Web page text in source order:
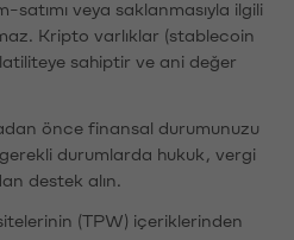
satımı veya saklanmasıyla ilgili
Kripto varlıklar (stablecoin
sahiptir ve ani değer
önce finansal durumunuzu
durumlarda hukuk, vergi
destek alın.
(TPW) içeriklerinden